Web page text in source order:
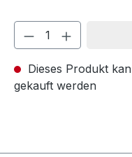
Dieses Produkt
gekauft werden